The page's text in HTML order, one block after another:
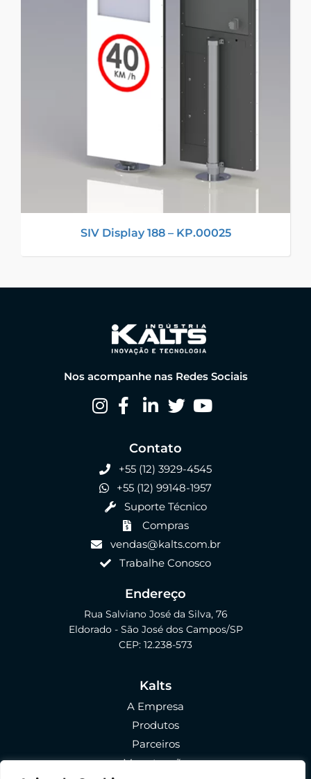
SIV Display 188 – KP.00025
Nos acompanhe nas Redes Sociais
Contato
+55 (12) 3929-4545
+55 (12) 99148-1957
Suporte Técnico
Compras
vendas@kalts.com.br
Trabalhe Conosco
Endereço
Rua Salviano José da Silva, 76
Eldorado - São José dos Campos/SP
CEP: 12.238-573
Kalts
A Empresa
Produtos
Parceiros
Manutenção